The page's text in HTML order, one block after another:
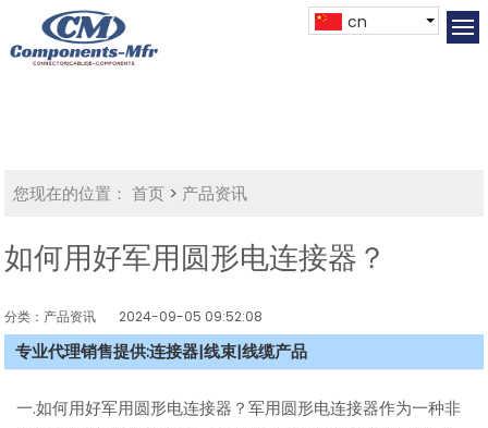
cn
您现在的位置： 首页 > 产品资讯
如何用好军用圆形电连接器？
分类：产品资讯 2024-09-05 09:52:08
专业代理销售提供:连接器|线束|线缆产品
一.如何用好军用圆形电连接器？军用圆形电连接器作为一种非